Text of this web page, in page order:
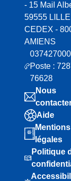
- 15 Mail
59555 LILLE
CEDEX -
AMIENS
Poste :
76628
Nous
Aide
Mentions
légales
Politique